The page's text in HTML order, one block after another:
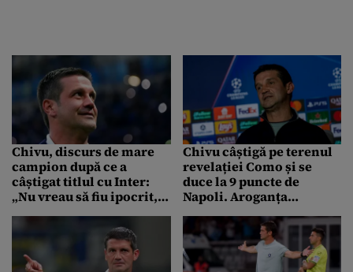
Chivu, discurs de mare
campion după ce a
câștigat titlul cu Inter:
„Nu vreau să fiu ipocrit,
Chivu câștigă pe terenul
revelației Como și se
duce la 9 puncte de
Napoli. Aroganța
pentru Conte și Allegri:
„Zic și eu ca ei”